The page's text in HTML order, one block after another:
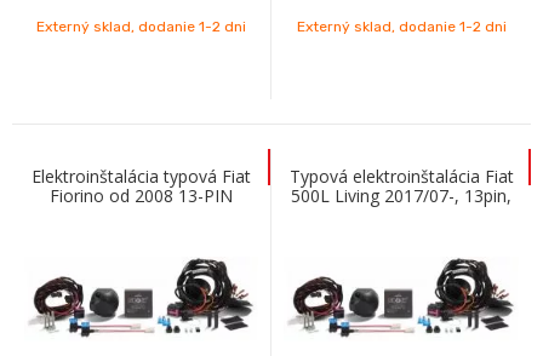
Externý sklad, dodanie 1-2 dni Externý sklad, dodanie 1-2 dni
Elektroinštalácia typová Fiat
Fiorino od 2008 13-PIN
Typová elektroinštalácia Fiat
500L Living 2017/07-, 13pin,